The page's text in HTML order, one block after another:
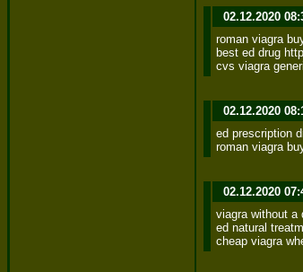
02.12.2020
roman viagra
best ed drug
cvs viagra
02.12.2020
ed prescription
roman viagra
02.12.2020
viagra without a
ed natural
cheap viagra